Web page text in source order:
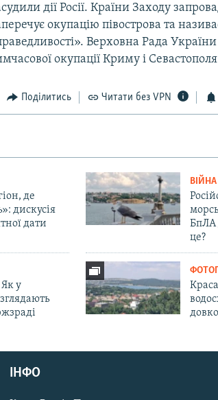
дії Росії. Країни Заходу
окупацію півострова та
Верховна Рада
окупації Криму і
Поділитись Читати без VPN
де
дискусія
дати
БпЛА
це?
у
ІНФО